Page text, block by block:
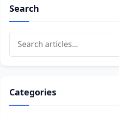
Search
Categories